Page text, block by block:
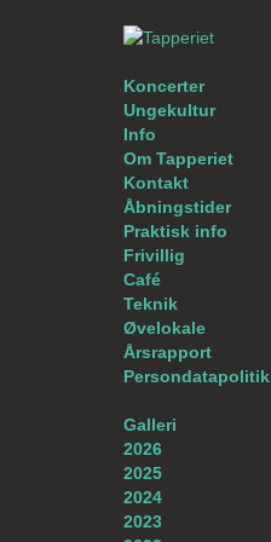
Koncerter
Ungekultur
Info
Om Tapperiet
Kontakt
Åbningstider
Praktisk info
Frivillig
Café
Teknik
Øvelokale
Årsrapport
Persondatapolitik
Galleri
2026
2025
2024
2023